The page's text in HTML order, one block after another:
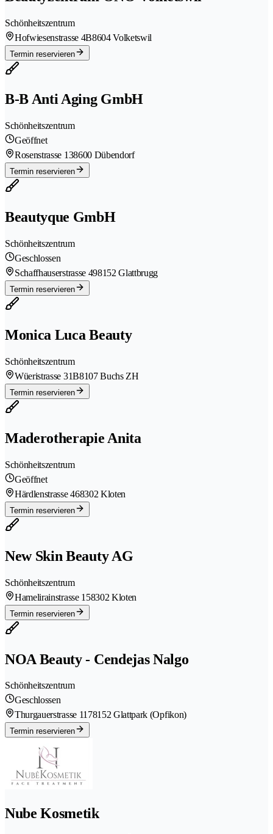
Schönheitszentrum
Hofwiesenstrasse 4B8604 Volketswil
Termin reservieren
B-B Anti Aging GmbH
Schönheitszentrum
Geöffnet
Rosenstrasse 138600 Dübendorf
Termin reservieren
Beautyque GmbH
Schönheitszentrum
Geschlossen
Schaffhauserstrasse 498152 Glattbrugg
Termin reservieren
Monica Luca Beauty
Schönheitszentrum
Wüeristrasse 31B8107 Buchs ZH
Termin reservieren
Maderotherapie Anita
Schönheitszentrum
Geöffnet
Härdlenstrasse 468302 Kloten
Termin reservieren
New Skin Beauty AG
Schönheitszentrum
Hamelirainstrasse 158302 Kloten
Termin reservieren
NOA Beauty - Cendejas Nalgo
Schönheitszentrum
Geschlossen
Thurgauerstrasse 1178152 Glattpark (Opfikon)
Termin reservieren
Nube Kosmetik